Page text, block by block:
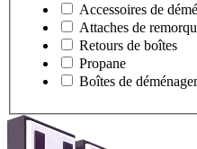
Accessoires de
Attaches de
Retours de boîtes
Propane
Boîtes de